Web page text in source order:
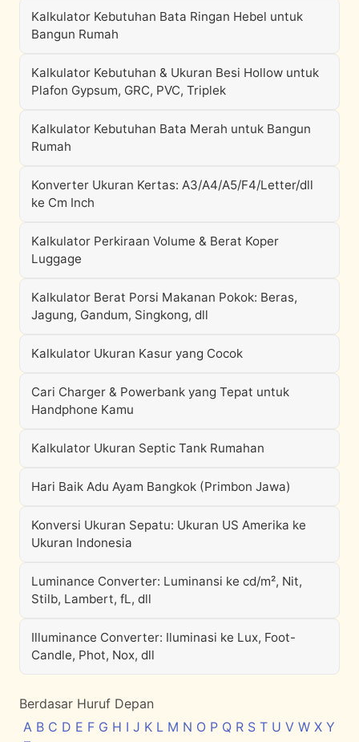
Kalkulator Kebutuhan Bata Ringan Hebel untuk
Bangun Rumah
Kalkulator Kebutuhan & Ukuran Besi Hollow untuk
Plafon Gypsum, GRC, PVC, Triplek
Kalkulator Kebutuhan Bata Merah untuk Bangun
Rumah
Konverter Ukuran Kertas: A3/A4/A5/F4/Letter/dll
ke Cm Inch
Kalkulator Perkiraan Volume & Berat Koper
Luggage
Kalkulator Berat Porsi Makanan Pokok: Beras,
Jagung, Gandum, Singkong, dll
Kalkulator Ukuran Kasur yang Cocok
Cari Charger & Powerbank yang Tepat untuk
Handphone Kamu
Kalkulator Ukuran Septic Tank Rumahan
Hari Baik Adu Ayam Bangkok (Primbon Jawa)
Konversi Ukuran Sepatu: Ukuran US Amerika ke
Ukuran Indonesia
Luminance Converter: Luminansi ke cd/m², Nit,
Stilb, Lambert, fL, dll
Illuminance Converter: Iluminasi ke Lux, Foot-
Candle, Phot, Nox, dll
Berdasar Huruf Depan
A B C D E F G H I J K L M N O P Q R S T U V W X Y